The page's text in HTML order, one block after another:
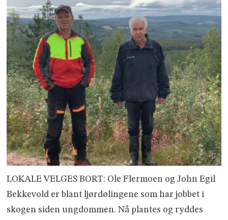
LOKALE VELGES BORT: Ole Flermoen og John Egil
Bekkevold er blant ljørdølingene som har jobbet i
skogen siden ungdommen. Nå plantes og ryddes